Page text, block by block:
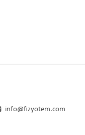
info@fizyotem.com